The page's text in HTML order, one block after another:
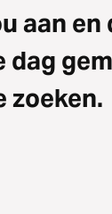
aan en
dag
zoeken.